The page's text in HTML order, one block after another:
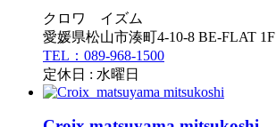
クロワ イズム
愛媛県松山市湊町4-10-8 BE-FLAT 1F
TEL：089-968-1500
定休日 : 水曜日